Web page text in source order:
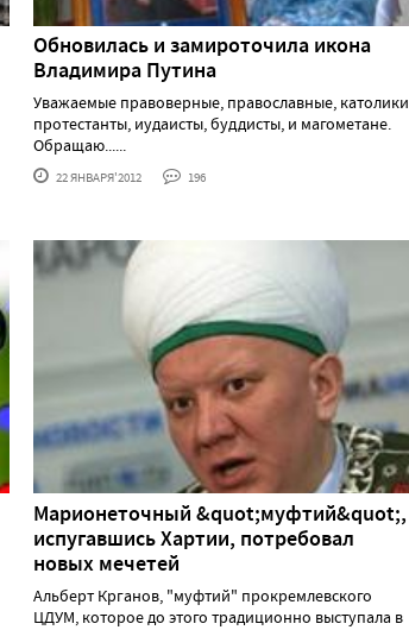
Обновилась и замироточила икона
Владимира Путина
Уважаемые правоверные, православные, католики
протестанты, иудаисты, буддисты, и магометане.
Обращаю......
22 ЯНВАРЯ'2012 196
Марионеточный &quot;муфтий&quot;,
испугавшись Хартии, потребовал
новых мечетей
Альберт Крганов, "муфтий" прокремлевского
ЦДУМ, которое до этого традиционно выступала в